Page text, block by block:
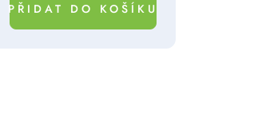
PŘIDAT DO KOŠÍKU